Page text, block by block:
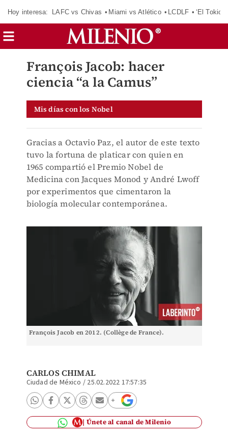
Hoy interesa: LAFC vs Chivas Miami vs Atlético LCDLF ‘El Tokio’
François Jacob: hacer
ciencia “a la Camus”
Mis días con los Nobel
Gracias a Octavio Paz, el autor de este texto
tuvo la fortuna de platicar con quien en
1965 compartió el Premio Nobel de
Medicina con Jacques Monod y André Lwoff
por experimentos que cimentaron la
biología molecular contemporánea.
François Jacob en 2012. (Collège de France).
CARLOS CHIMAL
Ciudad de México / 25.02.2022 17:57:35
Únete al canal de Milenio